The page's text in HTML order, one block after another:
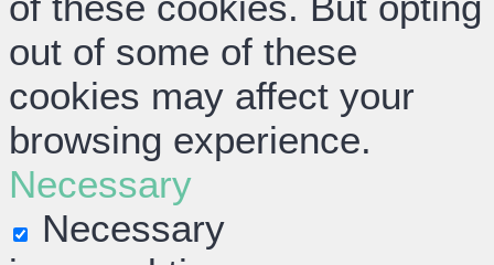
out of some of these
cookies may affect your
browsing experience.
Necessary
Necessary